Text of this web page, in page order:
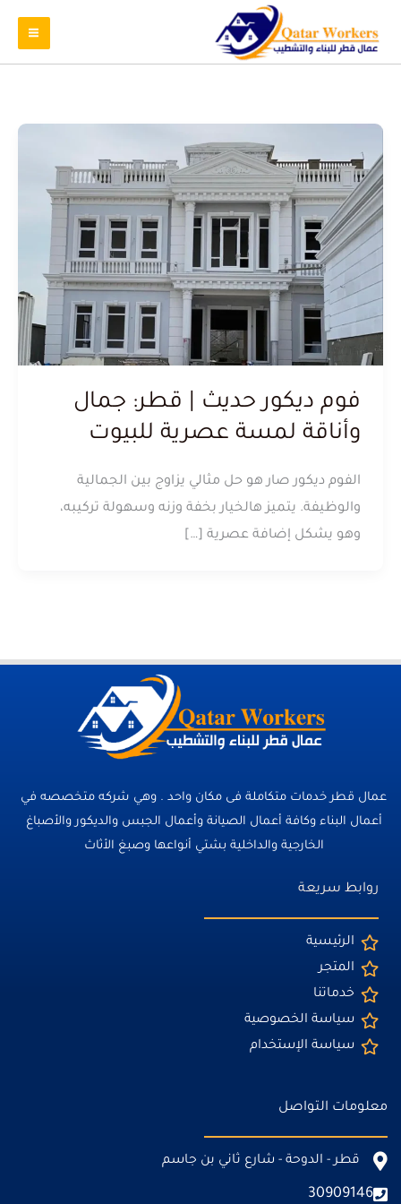
فوم ديكور حديث | قطر: جمال
وأناقة لمسة عصرية للبيوت
الفوم ديكور صار هو حل مثالي يزاوج بين الجمالية
والوظيفة. يتميز هالخيار بخفة وزنه وسهولة تركيبه،
وهو يشكل إضافة عصرية […]
عمال قطر خدمات متكاملة فى مكان واحد . وهي شركه متخصصه في
أعمال البناء وكافة أعمال الصيانة وأعمال الجبس والديكور والأصباغ
الخارجية والداخلية بشتي أنواعها وصبغ الأثاث
روابط سريعة
الرئيسية
المتجر
خدماتنا
سياسة الخصوصية
سياسة الإستخدام
معلومات التواصل
قطر - الدوحة - شارع ثاني بن جاسم
30909146